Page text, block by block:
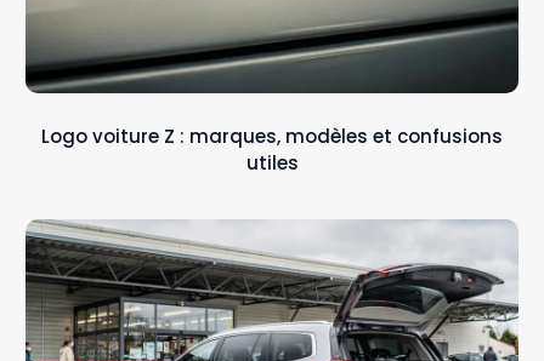
Logo voiture Z : marques, modèles et confusions
utiles